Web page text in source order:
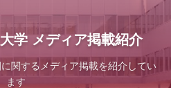
学 メディア掲載紹介
関するメディア掲載を紹介してい
ます